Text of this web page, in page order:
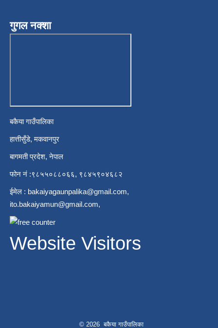
गुगल नक्शा
बकैया गाउँपालिका
हात्तीसुँडे, मकवानपुर
बागमती प्रदेश, नेपाल
फोन नं :९८५५०८८०६६, ९८४५९०४६८२
ईमेल : bakaiyagaunpalika@gmail.com,
ito.bakaiyamun@gmail.com,
Website Visitors
© 2026 बकैया गाउँपालिका